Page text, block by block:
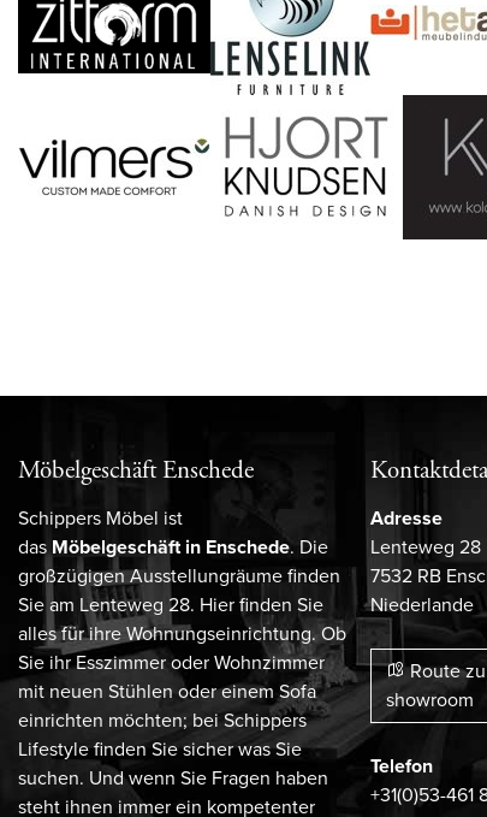
Möbelgeschäft Enschede
Schippers Möbel ist
das Möbelgeschäft in Enschede. Die
großzügigen Ausstellungräume finden
Sie am Lenteweg 28. Hier finden Sie
alles für ihre Wohnungseinrichtung. Ob
Sie ihr Esszimmer oder Wohnzimmer
mit neuen Stühlen oder einem Sofa
einrichten möchten; bei Schippers
Lifestyle finden Sie sicher was Sie
suchen. Und wenn Sie Fragen haben
steht ihnen immer ein kompetenter
Adresse
Lenteweg 28
7532 RB
Niederlande
Route
showroom
Telefon
+31(0)53-461